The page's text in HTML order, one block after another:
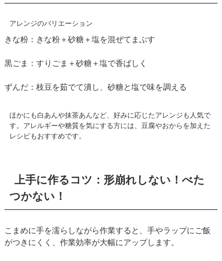
アレンジのバリエーション
きな粉：きな粉＋砂糖＋塩を混ぜてまぶす
黒ごま：すりごま＋砂糖＋塩で香ばしく
ずんだ：枝豆を茹でて潰し、砂糖と塩で味を調える
ほかにも白あんや抹茶あんなど、好みに応じたアレンジも人気で
す。アレルギーや糖質を気にする方には、豆腐やおからを加えた
レシピもおすすめです。
上手に作るコツ：形崩れしない！べた
つかない！
こまめに手を濡らしながら作業すると、手やラップにご飯
がつきにくく、作業効率が大幅にアップします。